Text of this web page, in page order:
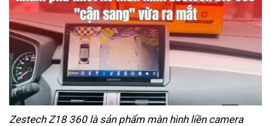
Zestech Z18 360 là sản phẩm màn hình liền camera